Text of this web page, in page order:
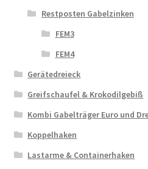
Restposten Gabelzinken
FEM3
FEM4
Gerätedreieck
Greifschaufel & Krokodilgebiß
Kombi Gabelträger Euro und
Koppelhaken
Lastarme & Containerhaken